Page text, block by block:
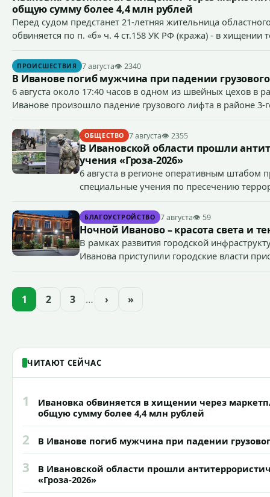
общую сумму более 4,4 млн рублей
Перед судом предстанет 21-летняя жительница
обвиняется по п. «б» ч. 4 ст.158 УК РФ (кража) - в хищении
ПРОИСШЕСТВИЯ 7 августа👁 2340
В Иванове погиб мужчина при падении
6 августа около 17:40 часов в одном из швейных цехов в
Иванове произошло падение грузового лифта в районе 3-
ОБЩЕСТВО 7 августа👁 2355
В Ивановской области прошли
учения «Гроза-2026»
6 августа в регионе оперативным штабом
специальные учения по пресечению
БЛАГОУСТРОЙСТВО 7 августа👁 59
Ночной Иваново – красота света и
В рамках развития городской
Иванова приступили городские власти
1 2 3 … › »
ЧИТАЮТ СЕЙЧАС
1
Ивановка обвиняется в хищении через
общую сумму более 4,4 млн рублей
2 В Иванове погиб мужчина при падении
3
В Ивановской области прошли
«Гроза-2026»